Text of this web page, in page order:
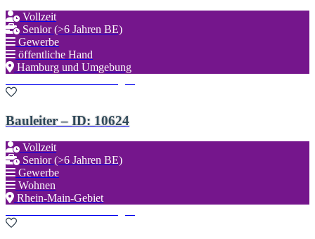
Vollzeit
Senior (>6 Jahren BE)
Gewerbe
öffentliche Hand
Hamburg und Umgebung
Bauleiter – ID: 10624
Vollzeit
Senior (>6 Jahren BE)
Gewerbe
Wohnen
Rhein-Main-Gebiet